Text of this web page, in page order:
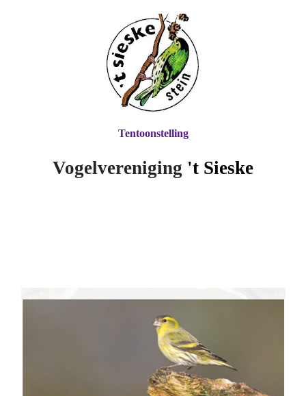
Vogelvereniging 't Sieske
Tentoonstelling